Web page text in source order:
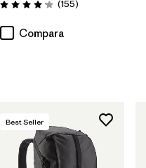
Valoración: 4.2 / 5
(155Comentarios
)
Compara
Best Seller